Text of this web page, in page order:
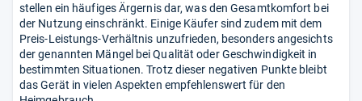
stellen ein häufiges Ärgernis dar, was den Gesamtkomfort bei
der Nutzung einschränkt. Einige Käufer sind zudem mit dem
Preis-Leistungs-Verhältnis unzufrieden, besonders angesichts
der genannten Mängel bei Qualität oder Geschwindigkeit in
bestimmten Situationen. Trotz dieser negativen Punkte bleibt
das Gerät in vielen Aspekten empfehlenswert für den